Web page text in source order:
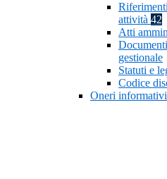
attività 42
Atti
gestionale
Statuti e
Codice
Oneri